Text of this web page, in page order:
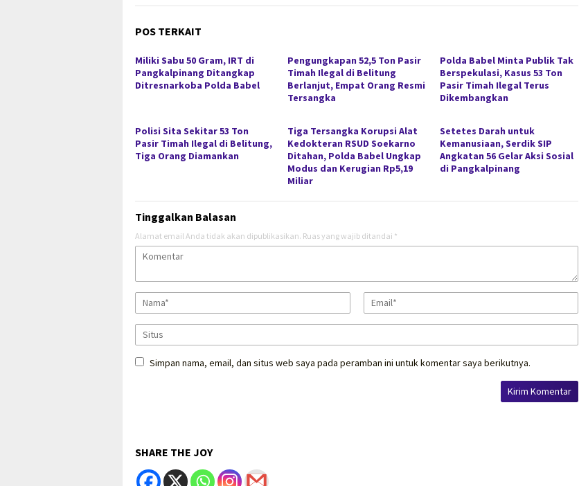
POS TERKAIT
Miliki Sabu 50 Gram, IRT di
Pangkalpinang Ditangkap
Ditresnarkoba Polda Babel
Pengungkapan 52,5 Ton Pasir
Timah Ilegal di Belitung
Berlanjut, Empat Orang Resmi
Tersangka
Polda Babel Minta Publik Tak
Berspekulasi, Kasus 53 Ton
Pasir Timah Ilegal Terus
Dikembangkan
Polisi Sita Sekitar 53 Ton
Pasir Timah Ilegal di Belitung,
Tiga Orang Diamankan
Tiga Tersangka Korupsi Alat
Kedokteran RSUD Soekarno
Ditahan, Polda Babel Ungkap
Modus dan Kerugian Rp5,19
Miliar
Setetes Darah untuk
Kemanusiaan, Serdik SIP
Angkatan 56 Gelar Aksi Sosial
di Pangkalpinang
Tinggalkan Balasan
Alamat email Anda tidak akan dipublikasikan. Ruas yang wajib ditandai *
Simpan nama, email, dan situs web saya pada peramban ini untuk komentar saya berikutnya.
SHARE THE JOY